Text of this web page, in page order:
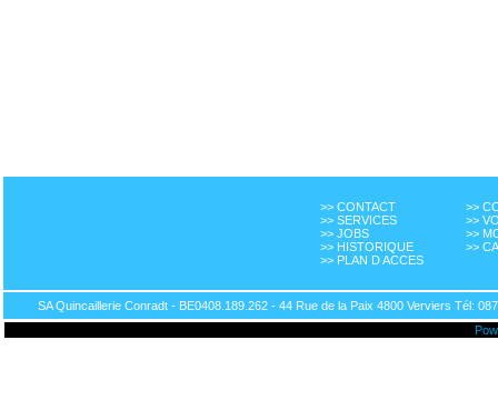
>> CONTACT
>> SERVICES
>> JOBS
>> HISTORIQUE
>> PLAN D ACCES
>>
>>
>>
>>
SA Quincaillerie Conradt - BE0408.189.262 - 44 Rue de la Paix 4800 Verviers Tél: